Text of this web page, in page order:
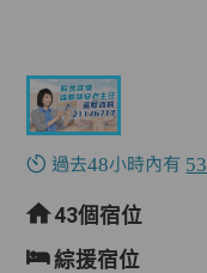
過去48小時內有 53
43個宿位
綜援宿位